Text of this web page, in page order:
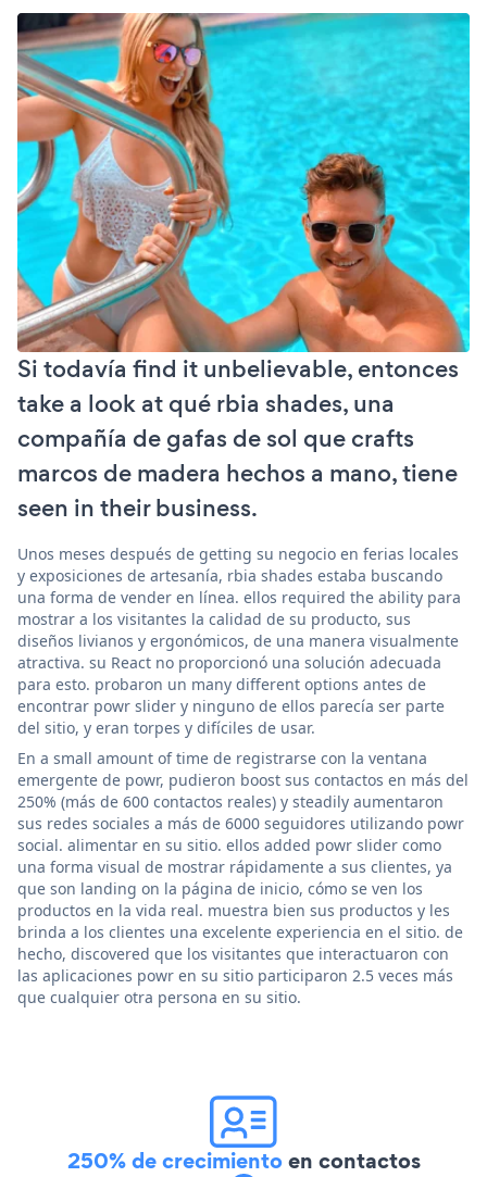
Si todavía find it unbelievable, entonces
take a look at qué rbia shades, una
compañía de gafas de sol que crafts
marcos de madera hechos a mano, tiene
seen in their business.
Unos meses después de getting su negocio en ferias locales
y exposiciones de artesanía, rbia shades estaba buscando
una forma de vender en línea. ellos required the ability para
mostrar a los visitantes la calidad de su producto, sus
diseños livianos y ergonómicos, de una manera visualmente
atractiva. su React no proporcionó una solución adecuada
para esto. probaron un many different options antes de
encontrar powr slider y ninguno de ellos parecía ser parte
del sitio, y eran torpes y difíciles de usar.
En a small amount of time de registrarse con la ventana
emergente de powr, pudieron boost sus contactos en más del
250% (más de 600 contactos reales) y steadily aumentaron
sus redes sociales a más de 6000 seguidores utilizando powr
social. alimentar en su sitio. ellos added powr slider como
una forma visual de mostrar rápidamente a sus clientes, ya
que son landing on la página de inicio, cómo se ven los
productos en la vida real. muestra bien sus productos y les
brinda a los clientes una excelente experiencia en el sitio. de
hecho, discovered que los visitantes que interactuaron con
las aplicaciones powr en su sitio participaron 2.5 veces más
que cualquier otra persona en su sitio.
250% de crecimientoen contactos